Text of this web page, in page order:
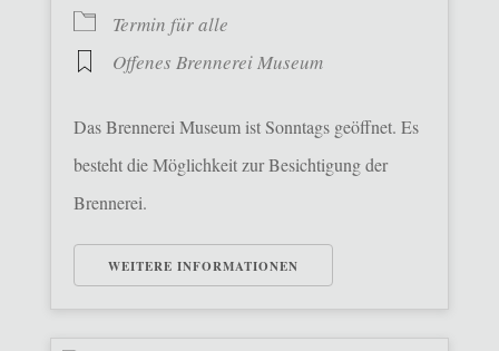
Termin für alle
Offenes Brennerei Museum
Das Brennerei Museum ist Sonntags geöffnet. Es
besteht die Möglichkeit zur Besichtigung der
Brennerei.
WEITERE INFORMATIONEN